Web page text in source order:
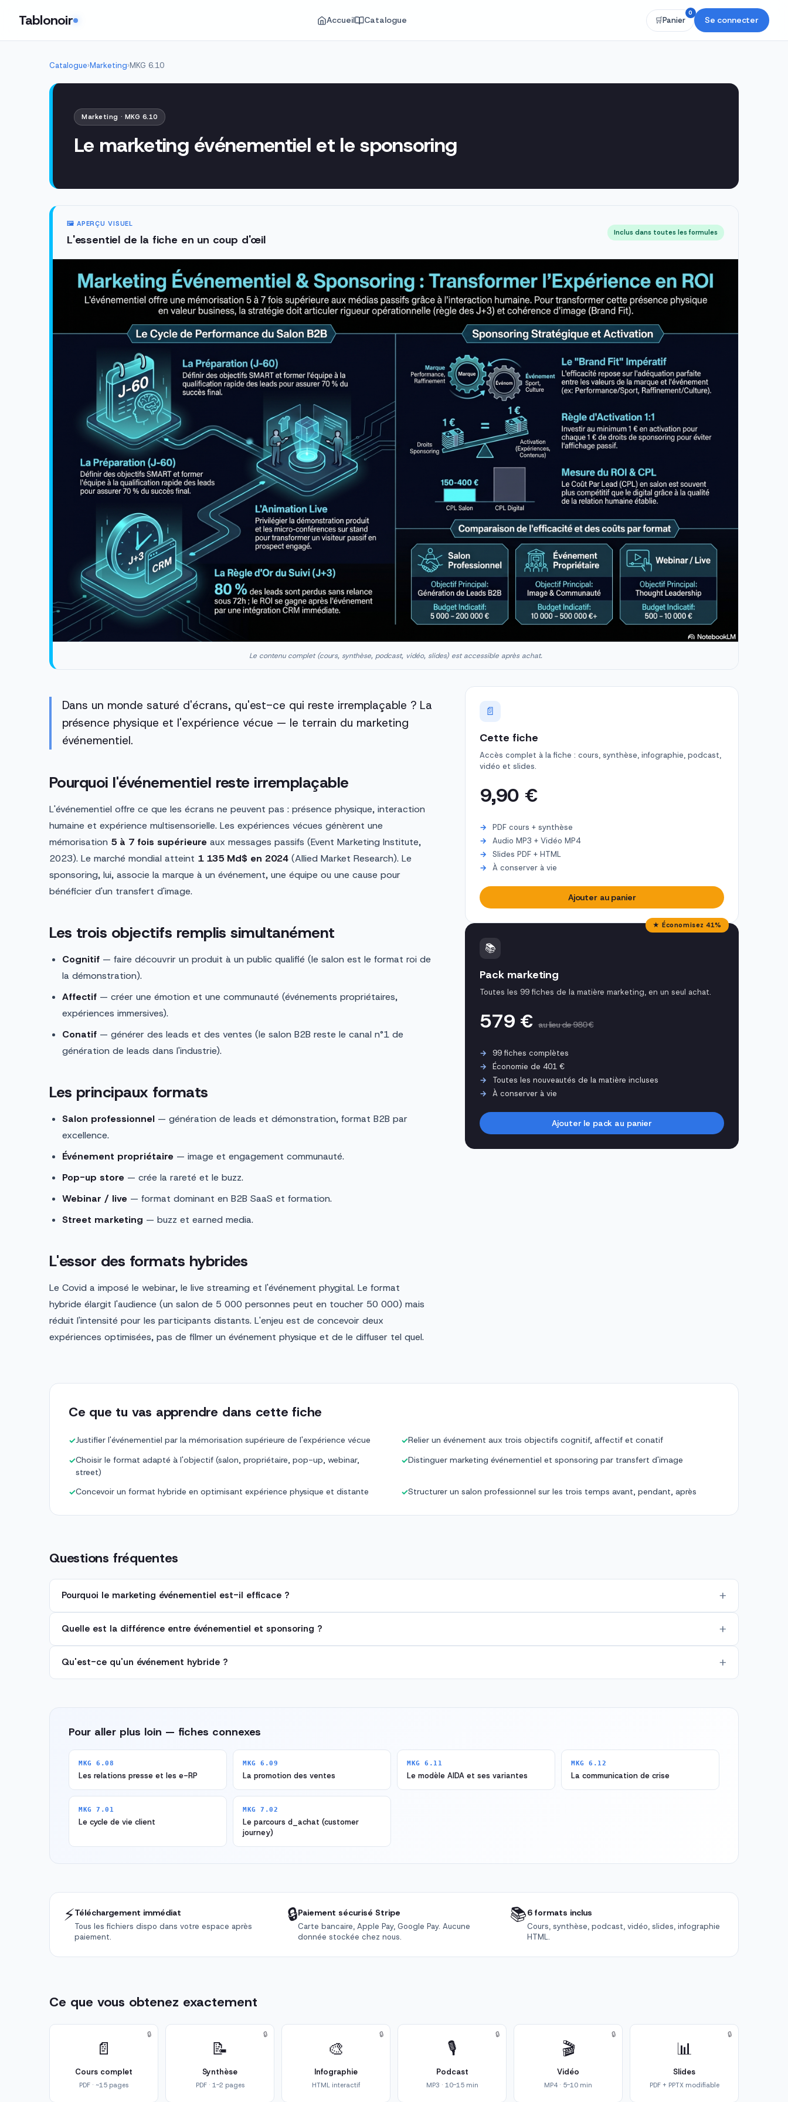
Tablonoir Accueil Catalogue 🛒Panier
0
Se connecter
Catalogue›Marketing›MKG 6.10
Marketing · MKG 6.10
Le marketing événementiel et le sponsoring
🖼️ APERÇU VISUEL
L'essentiel de la fiche en un coup d'œil
Inclus dans toutes les formules
Le contenu complet (cours, synthèse, podcast, vidéo, slides) est accessible après achat.
Dans un monde saturé d'écrans, qu'est-ce qui reste irremplaçable ? La
présence physique et l'expérience vécue — le terrain du marketing
événementiel.
Pourquoi l'événementiel reste irremplaçable
L'événementiel offre ce que les écrans ne peuvent pas : présence physique, interaction
humaine et expérience multisensorielle. Les expériences vécues génèrent une
mémorisation 5 à 7 fois supérieure aux messages passifs (Event Marketing Institute,
2023). Le marché mondial atteint 1 135 Md$ en 2024 (Allied Market Research). Le
sponsoring, lui, associe la marque à un événement, une équipe ou une cause pour
bénéficier d'un transfert d'image.
Les trois objectifs remplis simultanément
Cognitif — faire découvrir un produit à un public qualifié (le salon est le format roi de
la démonstration).
Affectif — créer une émotion et une communauté (événements propriétaires,
expériences immersives).
Conatif — générer des leads et des ventes (le salon B2B reste le canal n°1 de
génération de leads dans l'industrie).
Les principaux formats
Salon professionnel — génération de leads et démonstration, format B2B par
excellence.
Événement propriétaire — image et engagement communauté.
Pop-up store — crée la rareté et le buzz.
Webinar / live — format dominant en B2B SaaS et formation.
Street marketing — buzz et earned media.
L'essor des formats hybrides
Le Covid a imposé le webinar, le live streaming et l'événement phygital. Le format
hybride élargit l'audience (un salon de 5 000 personnes peut en toucher 50 000) mais
réduit l'intensité pour les participants distants. L'enjeu est de concevoir deux
expériences optimisées, pas de filmer un événement physique et de le diffuser tel quel.
📄
Cette fiche
Accès complet à la fiche : cours, synthèse, infographie, podcast,
vidéo et slides.
9,90 €
PDF cours + synthèse
Audio MP3 + Vidéo MP4
Slides PDF + HTML
À conserver à vie
Ajouter au panier
★ Économisez 41%
📚
Pack marketing
Toutes les 99 fiches de la matière marketing, en un seul achat.
579 €au lieu de 980 €
99 fiches complètes
Économie de 401 €
Toutes les nouveautés de la matière incluses
À conserver à vie
Ajouter le pack au panier
Ce que tu vas apprendre dans cette fiche
✓Justifier l'événementiel par la mémorisation supérieure de l'expérience vécue ✓Relier un événement aux trois objectifs cognitif, affectif et conatif
✓Choisir le format adapté à l'objectif (salon, propriétaire, pop-up, webinar,
street)
✓Distinguer marketing événementiel et sponsoring par transfert d'image
✓Concevoir un format hybride en optimisant expérience physique et distante ✓Structurer un salon professionnel sur les trois temps avant, pendant, après
Questions fréquentes
Pourquoi le marketing événementiel est-il efficace ?
Quelle est la différence entre événementiel et sponsoring ?
Qu'est-ce qu'un événement hybride ?
Pour aller plus loin — fiches connexes
MKG 6.08
Les relations presse et les e-RP
MKG 6.09
La promotion des ventes
MKG 6.11
Le modèle AIDA et ses variantes
MKG 6.12
La communication de crise
MKG 7.01
Le cycle de vie client
MKG 7.02
Le parcours d_achat (customer
journey)
⚡Téléchargement immédiat
Tous les fichiers dispo dans votre espace après
paiement.
🔒Paiement sécurisé Stripe
Carte bancaire, Apple Pay, Google Pay. Aucune
donnée stockée chez nous.
📚6 formats inclus
Cours, synthèse, podcast, vidéo, slides, infographie
HTML.
Ce que vous obtenez exactement
📄
Cours complet
PDF · ~15 pages
🔒
📝
Synthèse
PDF · 1-2 pages
🔒
🎨
Infographie
HTML interactif
🔒
🎙️
Podcast
MP3 · 10-15 min
🔒
🎬
Vidéo
MP4 · 5-10 min
🔒
📊
Slides
PDF + PPTX modifiable
🔒